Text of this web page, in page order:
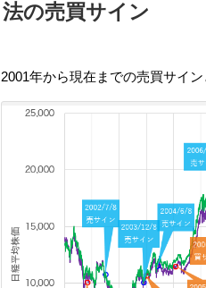
法の売買サイン
2001年から現在までの売買サイ